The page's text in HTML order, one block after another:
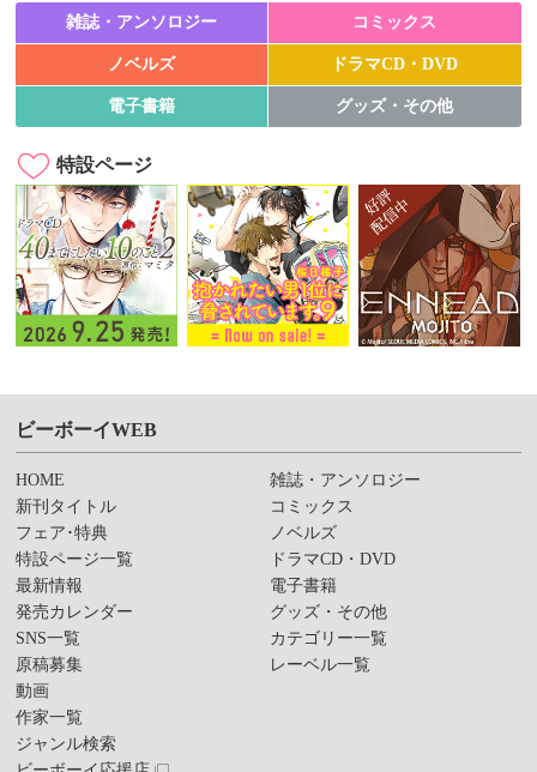
雑誌・アンソロジー コミックス
ノベルズ ドラマCD・DVD
電子書籍 グッズ・その他
特設ページ
ビーボーイWEB
HOME
新刊タイトル
フェア･特典
特設ページ一覧
最新情報
発売カレンダー
SNS一覧
原稿募集
動画
作家一覧
ジャンル検索
雑誌・アンソロジー
コミックス
ノベルズ
ドラマCD・DVD
電子書籍
グッズ・その他
カテゴリー一覧
レーベル一覧